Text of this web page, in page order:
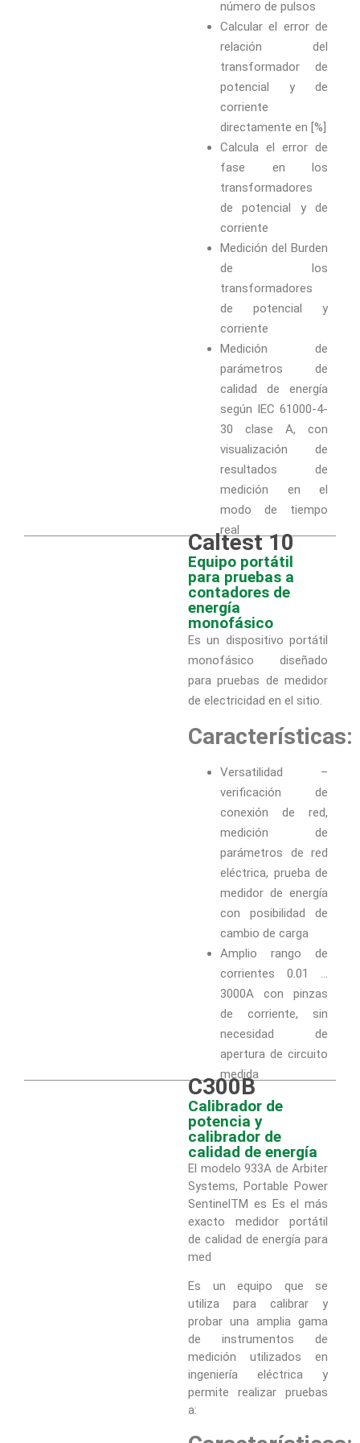
número de pulsos
Calcular el error de
relación del
transformador de
potencial y de
corriente
directamente en [%]
Calcula el error de
fase en los
transformadores
de potencial y de
corriente
Medición del Burden
de los
transformadores
de potencial y
corriente
Medición de
parámetros de
calidad de energía
según IEC 61000-4-
30 clase A, con
visualización de
resultados de
medición en el
modo de tiempo
real
Caltest 10
Equipo portátil
para pruebas a
contadores de
energía
monofásico
Es un dispositivo portátil
monofásico diseñado
para pruebas de medidor
de electricidad en el sitio.
Características:
Versatilidad –
verificación de
conexión de red,
medición de
parámetros de red
eléctrica, prueba de
medidor de energía
con posibilidad de
cambio de carga
Amplio rango de
corrientes 0.01 …
3000A con pinzas
de corriente, sin
necesidad de
apertura de circuito
medida
C300B
Calibrador de
potencia y
calibrador de
calidad de energía
El modelo 933A de Arbiter
Systems, Portable Power
SentinelTM es Es el más
exacto medidor portátil
de calidad de energía para
med
Es un equipo que se
utiliza para calibrar y
probar una amplia gama
de instrumentos de
medición utilizados en
ingeniería eléctrica y
permite realizar pruebas
a: